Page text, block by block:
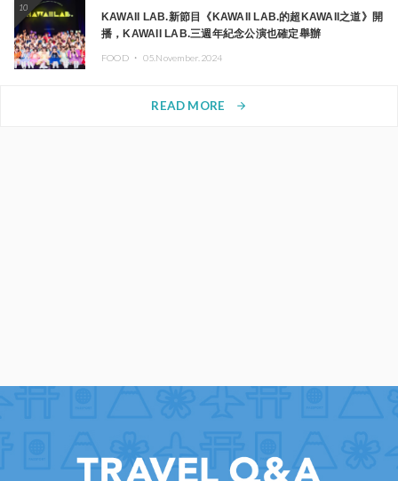
10
KAWAII LAB.新節目《KAWAII LAB.的超KAWAII之道》開
播，KAWAII LAB.三週年紀念公演也確定舉辦
FOOD ・ 05.November.2024
READ MORE arrow_forward